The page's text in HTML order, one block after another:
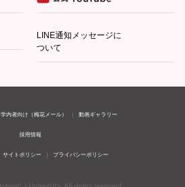
LINE通知メッセージに
ついて
学内者向け（梅花メール） 動画ギャラリー
採用情報
サイトポリシー プライバシーポリシー